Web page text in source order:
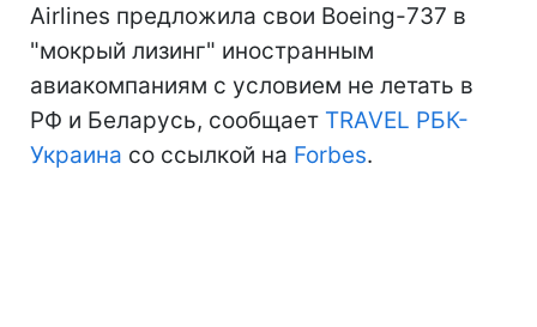
Airlines предложила свои Boeing-737 в
"мокрый лизинг" иностранным
авиакомпаниям с условием не летать в
РФ и Беларусь, сообщает TRAVEL РБК-
Украина со ссылкой на Forbes.